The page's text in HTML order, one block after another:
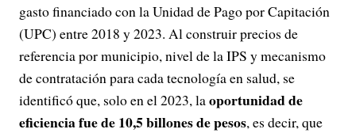
gasto financiado con la Unidad de Pago por Capitación
(UPC) entre 2018 y 2023. Al construir precios de
referencia por municipio, nivel de la IPS y mecanismo
de contratación para cada tecnología en salud, se
identificó que, solo en el 2023, laoportunidad de
eficiencia fue de 10,5 billones de pesos, es decir, que